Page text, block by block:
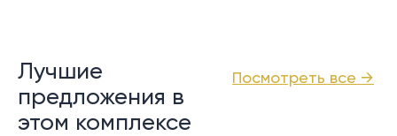
Посмотреть все →
Лучшие
предложения в
этом комплексе